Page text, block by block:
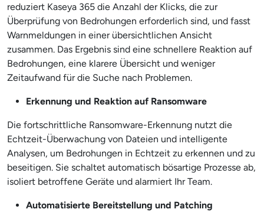
reduziert Kaseya 365 die Anzahl der Klicks, die zur
Überprüfung von Bedrohungen erforderlich sind, und fasst
Warnmeldungen in einer übersichtlichen Ansicht
zusammen. Das Ergebnis sind eine schnellere Reaktion auf
Bedrohungen, eine klarere Übersicht und weniger
Zeitaufwand für die Suche nach Problemen.
Erkennung und Reaktion auf Ransomware
Die fortschrittliche Ransomware-Erkennung nutzt die
Echtzeit-Überwachung von Dateien und intelligente
Analysen, um Bedrohungen in Echtzeit zu erkennen und zu
beseitigen. Sie schaltet automatisch bösartige Prozesse ab,
isoliert betroffene Geräte und alarmiert Ihr Team.
Automatisierte Bereitstellung und Patching